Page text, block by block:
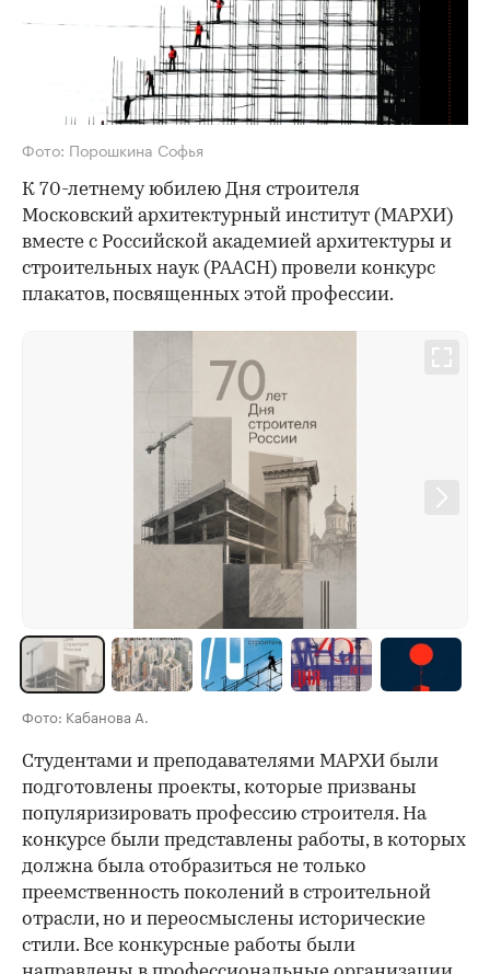
Фото: Порошкина Софья
К 70-летнему юбилею Дня строителя
Московский архитектурный институт (МАРХИ)
вместе с Российской академией архитектуры и
строительных наук (РААСН) провели конкурс
плакатов, посвященных этой профессии.
Фото: Кабанова А.
Студентами и преподавателями МАРХИ были
подготовлены проекты, которые призваны
популяризировать профессию строителя. На
конкурсе были представлены работы, в которых
должна была отобразиться не только
преемственность поколений в строительной
отрасли, но и переосмыслены исторические
стили. Все конкурсные работы были